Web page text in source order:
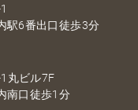
駅6番出口徒歩3分
丸ビル7F
南口徒歩1分